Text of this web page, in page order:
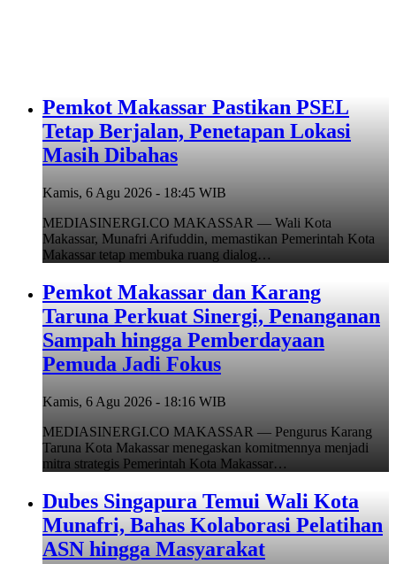
Pemkot Makassar Pastikan PSEL
Tetap Berjalan, Penetapan Lokasi
Masih Dibahas
Kamis, 6 Agu 2026 - 18:45 WIB
MEDIASINERGI.CO MAKASSAR — Wali Kota
Makassar, Munafri Arifuddin, memastikan Pemerintah Kota
Makassar tetap membuka ruang dialog…
Pemkot Makassar dan Karang
Taruna Perkuat Sinergi, Penanganan
Sampah hingga Pemberdayaan
Pemuda Jadi Fokus
Kamis, 6 Agu 2026 - 18:16 WIB
MEDIASINERGI.CO MAKASSAR — Pengurus Karang
Taruna Kota Makassar menegaskan komitmennya menjadi
mitra strategis Pemerintah Kota Makassar…
Dubes Singapura Temui Wali Kota
Munafri, Bahas Kolaborasi Pelatihan
ASN hingga Masyarakat